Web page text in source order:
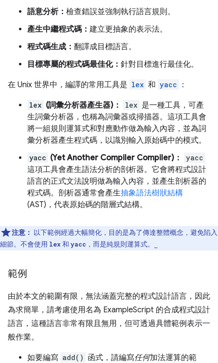
語意分析： 檢查錯誤並強制執行語言規則。
產生中繼程式碼： 建立更抽象的表示法。
程式碼生成： 翻譯成目標語言。
目標專屬的程式碼最佳化： 針對目標進行最佳化。
在 Unix 世界中，編譯的常用工具是 lex 和 yacc ：
lex (詞彙分析器產生器)： lex 是一種工具，可產
生詞彙分析器，也稱為詞彙器或掃描器。這項工具會
將一組規則運算式和對應動作做為輸入內容，並為詞
彙分析器產生程式碼，以識別輸入原始碼中的模式。
yacc (Yet Another Compiler Compiler)： yacc
這項工具會產生語法分析的剖析器。它會將程式設計
語言的正式文法說明做為輸入內容，並產生剖析器的
程式碼。剖析器通常會產生抽象語法樹狀結構
(AST)，代表原始碼的階層式結構。
注意： 以下範例經過大幅簡化，目的是為了傳達整體概念，避免陷入
細節。不會使用 lex 和 yacc ，而是純規則運算式。_
範例
由於本文的範圍有限，無法涵蓋完整的程式設計語言，因此
為求簡單，請考慮使用名為 ExampleScript 的合成程式設計
語言，這種語言非常有限且無用，但可透過具體範例表示一
般作業。
如要編寫 add() 函式，請編寫任何加法運算的範